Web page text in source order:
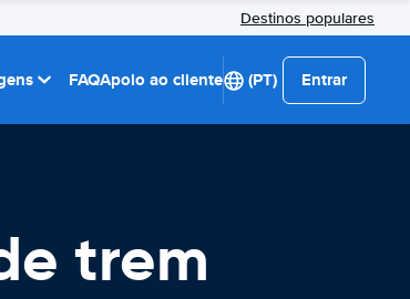
Destinos populares
FAQApoio ao cliente (PT) Entrar
trem